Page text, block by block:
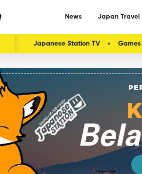
News Japan Travel
Japanese Station TV Games